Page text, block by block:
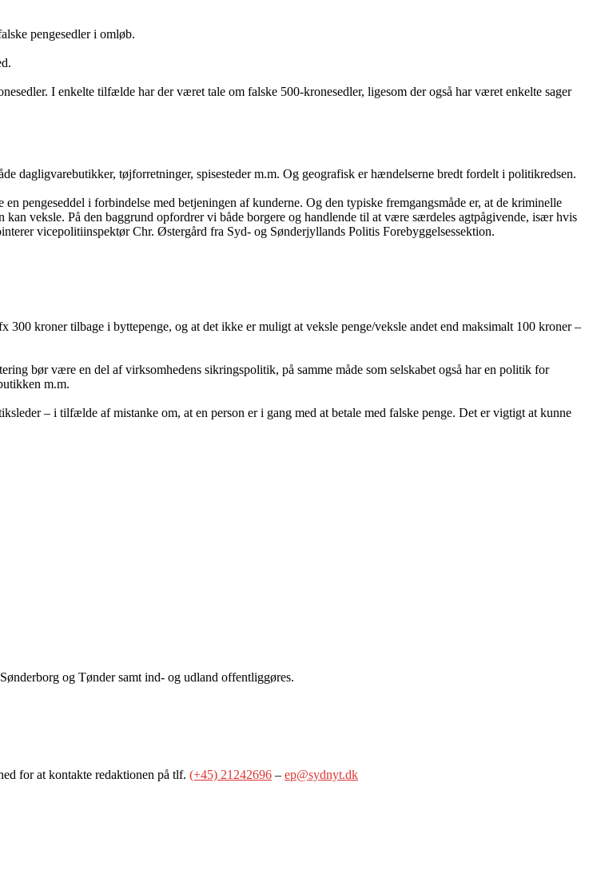
pengesedler i omløb.
I enkelte tilfælde har der været tale om falske 500-kronesedler, ligesom der også har været enkelte sager
dagligvarebutikker, tøjforretninger, spisesteder m.m. Og geografisk er hændelserne bredt fordelt i politikredsen.
pengeseddel i forbindelse med betjeningen af kunderne. Og den typiske fremgangsmåde er, at de kriminelle
veksle. På den baggrund opfordrer vi både borgere og handlende til at være særdeles agtpågivende, især hvis
vicepolitiinspektør Chr. Østergård fra Syd- og Sønderjyllands Politis Forebyggelsessektion.
kroner tilbage i byttepenge, og at det ikke er muligt at veksle penge/veksle andet end maksimalt 100 kroner –
bør være en del af virksomhedens sikringspolitik, på samme måde som selskabet også har en politik for
m.m.
– i tilfælde af mistanke om, at en person er i gang med at betale med falske penge. Det er vigtigt at kunne
og Tønder samt ind- og udland offentliggøres.
for at kontakte redaktionen på tlf. (+45) 21242696 – ep@sydnyt.dk